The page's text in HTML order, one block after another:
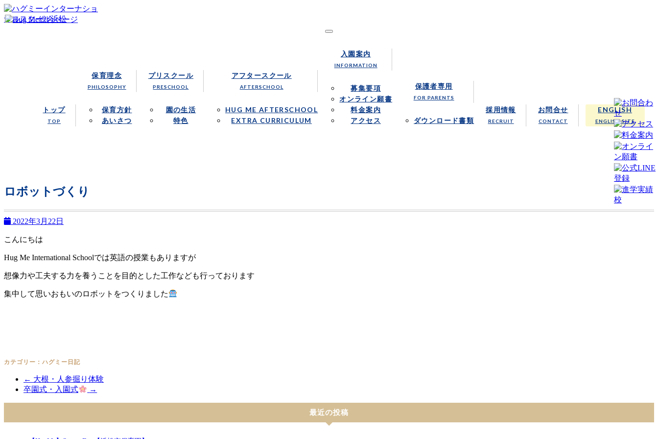
浜松市にあるハグミー・インターナショナルスクールでは、1才からの英語保育を行います。
トップ
TOP
保育理念
PHILOSOPHY
保育方針
あいさつ
プリスクール
PRESCHOOL
園の生活
特色
アフタースクール
AFTERSCHOOL
HUG ME AFTERSCHOOL
EXTRA CURRICULUM
入園案内
INFORMATION
募集要項
オンライン願書
料金案内
アクセス
保護者専用
FOR PARENTS
ダウンロード書類
採用情報
RECRUIT
お問合せ
CONTACT
ENGLISH
ENGLISH SITE
ロボットづくり
2022年3月22日
こんにちは
Hug Me International Schoolでは英語の授業もありますが
想像力や工夫する力を養うことを目的とした工作なども行っております
集中して思いおもいのロボットをつくりました
カテゴリー： ハグミー日記
← 大根・人参掘り体験
卒園式・入園式
→
最近の投稿